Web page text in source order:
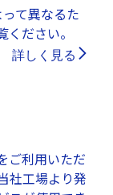
て異なるた
ださい。
詳しく見る
ご利用いただ
社工場より発